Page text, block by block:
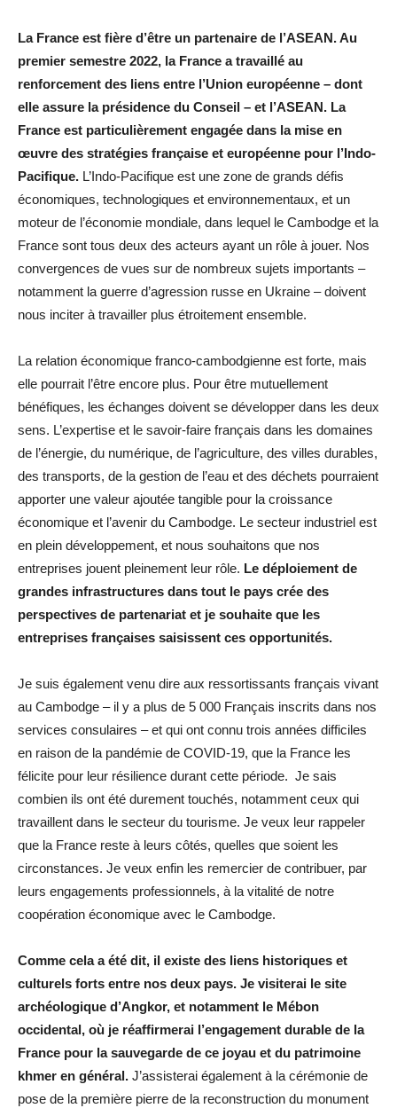
La France est fière d’être un partenaire de l’ASEAN. Au
premier semestre 2022, la France a travaillé au
renforcement des liens entre l’Union européenne – dont
elle assure la présidence du Conseil – et l’ASEAN. La
France est particulièrement engagée dans la mise en
œuvre des stratégies française et européenne pour l’Indo-
Pacifique. L’Indo-Pacifique est une zone de grands défis
économiques, technologiques et environnementaux, et un
moteur de l’économie mondiale, dans lequel le Cambodge et la
France sont tous deux des acteurs ayant un rôle à jouer. Nos
convergences de vues sur de nombreux sujets importants –
notamment la guerre d’agression russe en Ukraine – doivent
nous inciter à travailler plus étroitement ensemble.
La relation économique franco-cambodgienne est forte, mais
elle pourrait l’être encore plus. Pour être mutuellement
bénéfiques, les échanges doivent se développer dans les deux
sens. L’expertise et le savoir-faire français dans les domaines
de l’énergie, du numérique, de l’agriculture, des villes durables,
des transports, de la gestion de l’eau et des déchets pourraient
apporter une valeur ajoutée tangible pour la croissance
économique et l’avenir du Cambodge. Le secteur industriel est
en plein développement, et nous souhaitons que nos
entreprises jouent pleinement leur rôle. Le déploiement de
grandes infrastructures dans tout le pays crée des
perspectives de partenariat et je souhaite que les
entreprises françaises saisissent ces opportunités.
Je suis également venu dire aux ressortissants français vivant
au Cambodge – il y a plus de 5 000 Français inscrits dans nos
services consulaires – et qui ont connu trois années difficiles
en raison de la pandémie de COVID-19, que la France les
félicite pour leur résilience durant cette période. Je sais
combien ils ont été durement touchés, notamment ceux qui
travaillent dans le secteur du tourisme. Je veux leur rappeler
que la France reste à leurs côtés, quelles que soient les
circonstances. Je veux enfin les remercier de contribuer, par
leurs engagements professionnels, à la vitalité de notre
coopération économique avec le Cambodge.
Comme cela a été dit, il existe des liens historiques et
culturels forts entre nos deux pays. Je visiterai le site
archéologique d’Angkor, et notamment le Mébon
occidental, où je réaffirmerai l’engagement durable de la
France pour la sauvegarde de ce joyau et du patrimoine
khmer en général. J’assisterai également à la cérémonie de
pose de la première pierre de la reconstruction du monument